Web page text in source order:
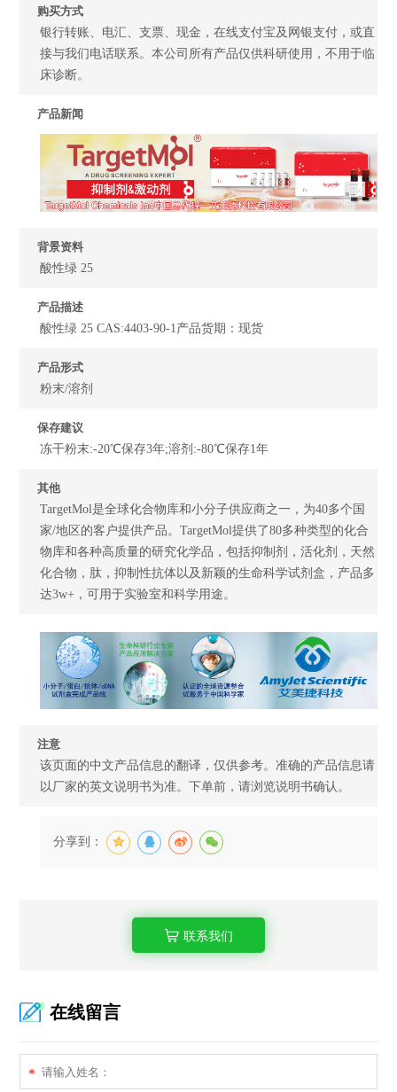
购买方式
银行转账、电汇、支票、现金，在线支付宝及网银支付，或直
接与我们电话联系。本公司所有产品仅供科研使用，不用于临
床诊断。
产品新闻
背景资料
酸性绿 25
产品描述
酸性绿 25 CAS:4403-90-1产品货期：现货
产品形式
粉末/溶剂
保存建议
冻干粉末:-20℃保存3年;溶剂:-80℃保存1年
其他
TargetMol是全球化合物库和小分子供应商之一，为40多个国
家/地区的客户提供产品。TargetMol提供了80多种类型的化合
物库和各种高质量的研究化学品，包括抑制剂，活化剂，天然
化合物，肽，抑制性抗体以及新颖的生命科学试剂盒，产品多
达3w+，可用于实验室和科学用途。
注意
该页面的中文产品信息的翻译，仅供参考。准确的产品信息请
以厂家的英文说明书为准。下单前，请浏览说明书确认。
分享到：
联系我们
在线留言
*